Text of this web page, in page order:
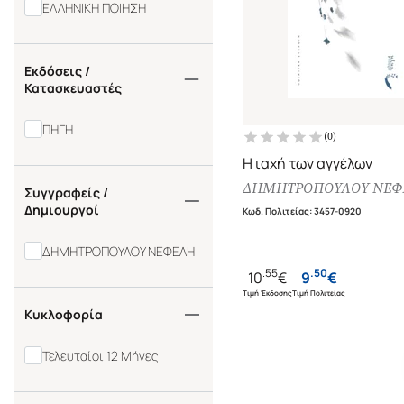
ΕΛΛΗΝΙΚΗ ΠΟΙΗΣΗ
Εκδόσεις /
Κατασκευαστές
ΠΗΓΗ
Συγγραφείς /
Δημιουργοί
ΔΗΜΗΤΡΟΠΟΥΛΟΥ ΝΕΦΕΛΗ
Κυκλοφορία
Τελευταίοι 12 Μήνες
(0)
Η ιαχή των αγγέλων
ΔΗΜΗΤΡΟΠΟΥΛΟΥ
Κωδ. Πολιτείας:3457-0920
10.55€
Τιμή Έκδοσης
9.50€
Τιμή Πολιτείας